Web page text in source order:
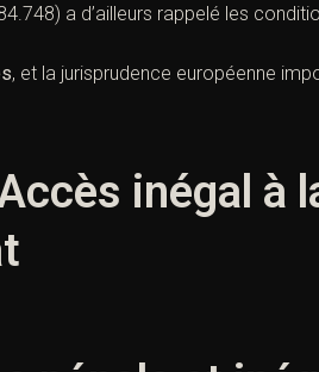
a d’ailleurs rappelé les
, et la jurisprudence européenne
inégal à